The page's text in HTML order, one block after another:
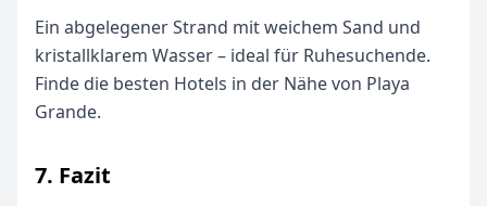
Ein abgelegener Strand mit weichem Sand und
kristallklarem Wasser – ideal für Ruhesuchende.
Finde die besten Hotels in der Nähe von Playa
Grande.
7. Fazit